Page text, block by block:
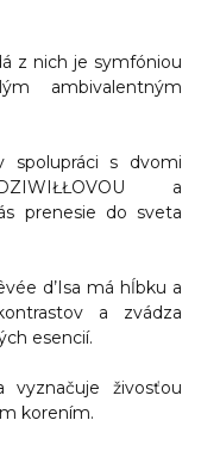
z nich je symfóniou
ambivalentným
spolupráci s dvomi
a
prenesie do sveta
d’Isa má hĺbku a
a zvádza
esencií.
vyznačuje živosťou
korením.